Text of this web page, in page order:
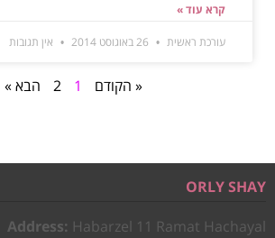
קרא עוד »
עורכת ראשית אין תגובות
« הקודם 1
2 הבא »
ORLY SHAY
Address: Habarzel 11 Ramat Hachayal